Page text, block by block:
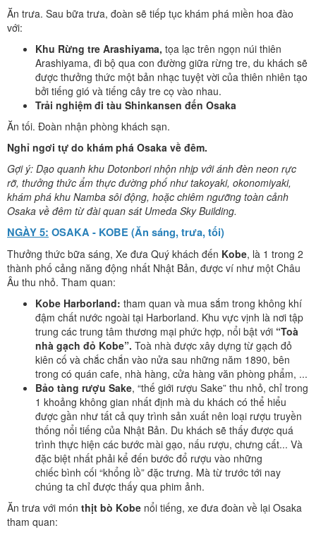
Ăn trưa. Sau bữa trưa, đoàn sẽ tiếp tục khám phá miền hoa đào
với:
Khu Rừng tre Arashiyama, tọa lạc trên ngọn núi thiên
Arashiyama, đi bộ qua con đường giữa rừng tre, du khách sẽ
được thưởng thức một bản nhạc tuyệt vời của thiên nhiên tạo
bởi tiếng gió và tiếng cây tre cọ vào nhau.
Trải nghiệm đi tàu Shinkansen đến Osaka
Ăn tối. Đoàn nhận phòng khách sạn.
Nghỉ ngơi tự do khám phá Osaka về đêm.
Gợi ý: Dạo quanh khu Dotonbori nhộn nhịp với ánh đèn neon rực
rỡ, thưởng thức ẩm thực đường phố như takoyaki, okonomiyaki,
khám phá khu Namba sôi động, hoặc chiêm ngưỡng toàn cảnh
Osaka về đêm từ đài quan sát Umeda Sky Building.
NGÀY 5: OSAKA - KOBE(Ăn sáng, trưa, tối)
Thưởng thức bữa sáng, Xe đưa Quý khách đến Kobe, là 1 trong 2
thành phố cảng năng động nhất Nhật Bản, được ví như một Châu
Âu thu nhỏ. Tham quan:
Kobe Harborland: tham quan và mua sắm trong không khí
đậm chất nước ngoài tại Harborland. Khu vực vịnh là nơi tập
trung các trung tâm thương mại phức hợp, nổi bật với “Toà
nhà gạch đỏ Kobe”. Toà nhà được xây dựng từ gạch đỏ
kiên cố và chắc chắn vào nửa sau những năm 1890, bên
trong có quán cafe, nhà hàng, cửa hàng văn phòng phẩm, ...
Bảo tàng rượu Sake, “thế giới rượu Sake” thu nhỏ, chỉ trong
1 khoảng không gian nhất định mà du khách có thể hiểu
được gần như tất cả quy trình sản xuất nên loại rượu truyền
thống nổi tiếng của Nhật Bản. Du khách sẽ thấy được quá
trình thực hiện các bước mài gạo, nấu rượu, chưng cất... Và
đặc biệt nhất phải kể đến bước đổ rượu vào những
chiếc bình cối “khổng lồ” đặc trưng. Mà từ trước tới nay
chúng ta chỉ được thấy qua phim ảnh.
Ăn trưa với món thịt bò Kobe nổi tiếng, xe đưa đoàn về lại Osaka
tham quan: